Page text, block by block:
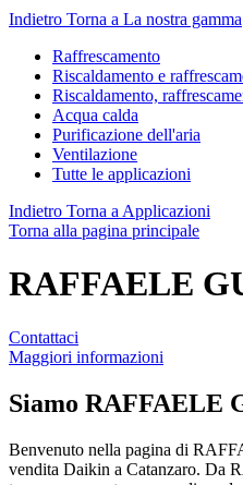
Indietro Torna a La nostra gamma
Raffrescamento
Riscaldamento e
Riscaldamento,
Acqua calda
Purificazione dell'aria
Ventilazione
Tutte le applicazioni
Indietro Torna a Applicazioni
Torna alla pagina principale
RAFFAELE
Contattaci
Maggiori informazioni
Siamo RAFFAELE
Benvenuto nella pagina di
vendita Daikin a Catanzaro.